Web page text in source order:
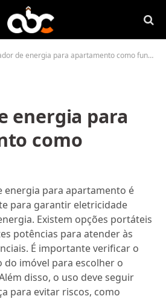
de energia para apartamento como funciona?
energia para
como
energia para apartamento é
para garantir eletricidade
Existem opções portáteis
potências para atender às
É importante verificar o
imóvel para escolher o
disso, o uso deve seguir
para evitar riscos, como